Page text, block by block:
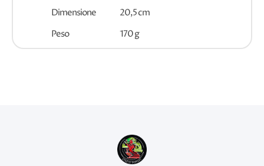
Dimensione
20,5 cm
Peso
170 g